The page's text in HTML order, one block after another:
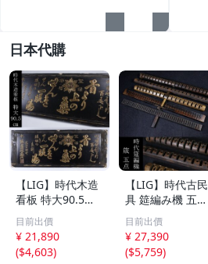
日本代購
【LIG】時代木造
看板 特大90.5㎝
金彩 本舗 高田徳
左衛門 古美術品
2606.676
目前出價
¥ 21,890
($4,603)
【LIG】時代古民
具 筵編み機 五点
むしろ編み 筬 お
さ 農具 古道具 26
04.458
目前出價
¥ 27,390
($5,759)